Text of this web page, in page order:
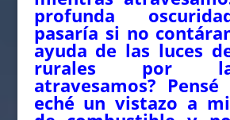
profunda
pasaría si no
ayuda de las luces
rurales por
atravesamos?
eché un vistazo a